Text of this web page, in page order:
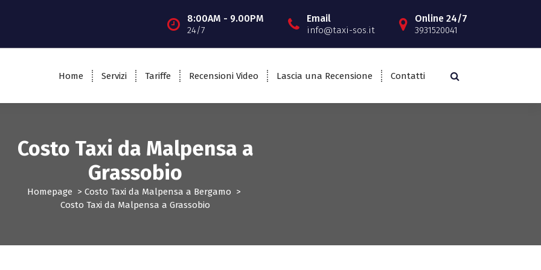
8:00AM - 9.00PM
24/7
Email
info@taxi-sos.it
Online 24/7
3931520041
Home Servizi Tariffe Recensioni Video Lascia una Recensione Contatti
Costo Taxi da Malpensa a
Grassobio
Homepage > Costo Taxi da Malpensa a Bergamo >
Costo Taxi da Malpensa a Grassobio